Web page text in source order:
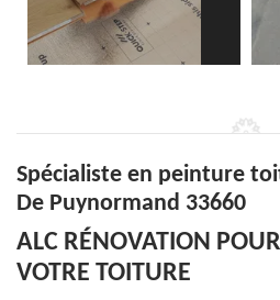
Spécialiste en peinture
De Puynormand 33660
ALC RÉNOVATION
VOTRE TOITURE